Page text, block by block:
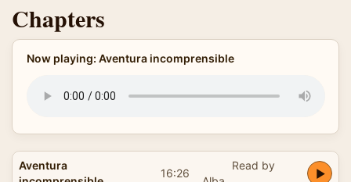
Chapters
Now playing: Aventura incomprensible
Aventura
16:26
Read by